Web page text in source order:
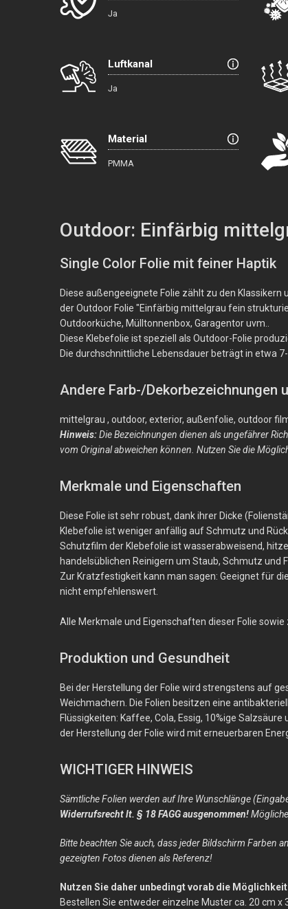
Ja
Luftkanal
Ja
Material
PMMA
Outdoor: Einfärbig
Single Color Folie mit feiner Haptik
Diese außengeeignete Folie zählt zu den
der Outdoor Folie "Einfärbig mittelgrau fein
Outdoorküche, Mülltonnenbox, Garagentor uvm..
Diese Klebefolie ist speziell als Outdoor-Folie
Die durchschnittliche Lebensdauer beträgt in etwa
Andere Farb-/Dekorbezeichnungen
mittelgrau , outdoor, exterior, außenfolie, outdoor
Hinweis:Die Bezeichnungen dienen als ungefährer
vom Original abweichen können. Nutzen Sie die
Merkmale und Eigenschaften
Diese Folie ist sehr robust, dank ihrer Dicke
Klebefolie ist weniger anfällig auf Schmutz und
Schutzfilm der Klebefolie ist wasserabweisend,
handelsüblichen Reinigern um Staub, Schmutz
Zur Kratzfestigkeit kann man sagen: Geeignet für
nicht empfehlenswert.
Alle Merkmale und Eigenschaften dieser Folie
Produktion und Gesundheit
Bei der Herstellung der Folie wird strengstens auf
Weichmachern. Die Folien besitzen eine
Flüssigkeiten: Kaffee, Cola, Essig, 10%ige
der Herstellung der Folie wird mit erneuerbaren
WICHTIGER HINWEIS
Sämtliche Folien werden auf Ihre Wunschlänge
Widerrufsrecht lt. § 18 FAGG ausgenommen!
Bitte beachten Sie auch, dass jeder Bildschirm Farben
gezeigten Fotos dienen als Referenz!
Nutzen Sie daher unbedingt vorab die
Bestellen Sie entweder einzelne Muster ca. 20 cm